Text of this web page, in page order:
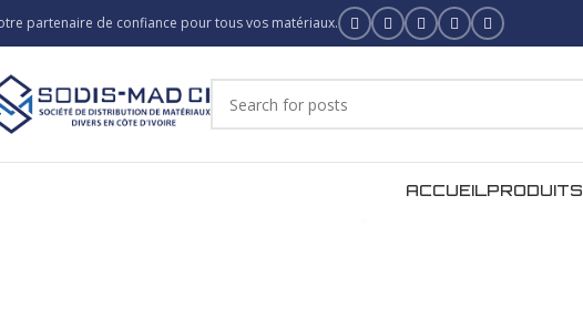
partenaire de confiance pour tous vos matériaux.
ACCUEILPRODUITS